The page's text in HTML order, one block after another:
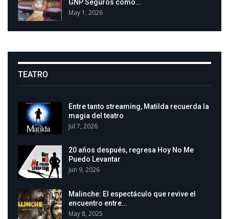
GNP Seguros como…
May 1, 2026
TEATRO
Entre tanto streaming, Matilda recuerda la
magia del teatro
Jul 7, 2026
20 años después, regresa Hoy No Me
Puedo Levantar
Jun 9, 2026
Malinche: El espectáculo que revive el
encuentro entre…
May 8, 2025